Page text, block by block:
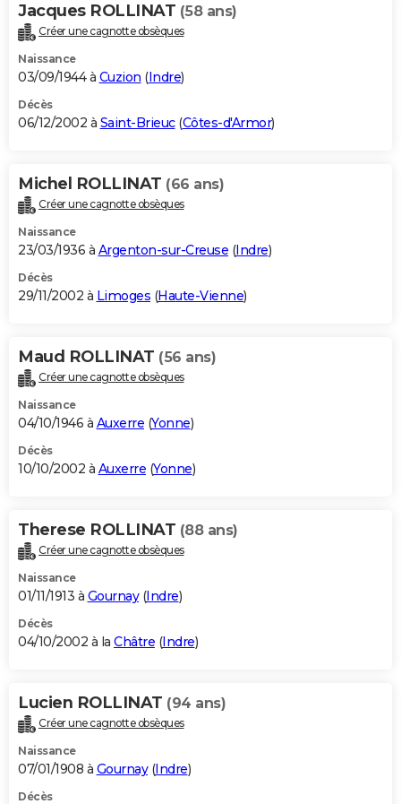
Jacques ROLLINAT (58 ans)
Créer une cagnotte obsèques
Naissance
03/09/1944 à Cuzion (Indre)
Décès
06/12/2002 à Saint-Brieuc(Côtes-d'Armor)
Michel ROLLINAT (66 ans)
Créer une cagnotte obsèques
Naissance
23/03/1936 à Argenton-sur-Creuse (Indre)
Décès
29/11/2002 à Limoges (Haute-Vienne)
Maud ROLLINAT (56 ans)
Créer une cagnotte obsèques
Naissance
04/10/1946 à Auxerre (Yonne)
Décès
10/10/2002 à Auxerre (Yonne)
Therese ROLLINAT (88 ans)
Créer une cagnotte obsèques
Naissance
01/11/1913 à Gournay(Indre)
Décès
04/10/2002 à la Châtre (Indre)
Lucien ROLLINAT (94 ans)
Créer une cagnotte obsèques
Naissance
07/01/1908 à Gournay(Indre)
Décès